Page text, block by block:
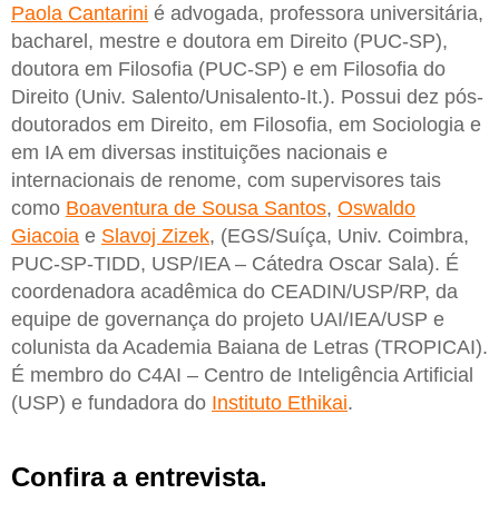
Paola Cantarini é advogada, professora universitária,
bacharel, mestre e doutora em Direito (PUC-SP),
doutora em Filosofia (PUC-SP) e em Filosofia do
Direito (Univ. Salento/Unisalento-It.). Possui dez pós-
doutorados em Direito, em Filosofia, em Sociologia e
em IA em diversas instituições nacionais e
internacionais de renome, com supervisores tais
como Boaventura de Sousa Santos, Oswaldo
Giacoia e Slavoj Zizek, (EGS/Suíça, Univ. Coimbra,
PUC-SP-TIDD, USP/IEA – Cátedra Oscar Sala). É
coordenadora acadêmica do CEADIN/USP/RP, da
equipe de governança do projeto UAI/IEA/USP e
colunista da Academia Baiana de Letras (TROPICAI).
É membro do C4AI – Centro de Inteligência Artificial
(USP) e fundadora do Instituto Ethikai.
Confira a entrevista.